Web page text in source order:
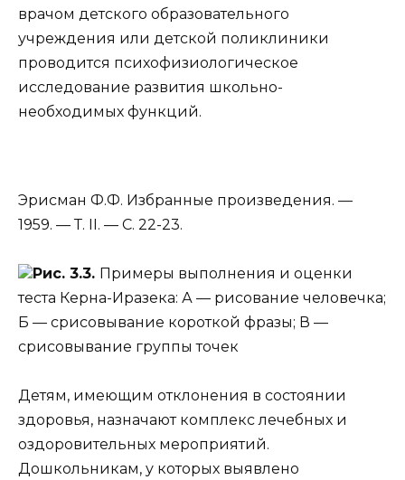
врачом детского образовательного
учреждения или детской поликлиники
проводится психофизиологическое
исследование развития школьно-
необходимых функций.
Эрисман Ф.Ф. Избранные произведения. —
1959. — Т. II. — С. 22-23.
Рис. 3.3. Примеры выполнения и оценки
теста Керна-Иразека: А — рисование человечка;
Б — срисовывание короткой фразы; В —
срисовывание группы точек
Детям, имеющим отклонения в состоянии
здоровья, назначают комплекс лечебных и
оздоровительных мероприятий.
Дошкольникам, у которых выявлено